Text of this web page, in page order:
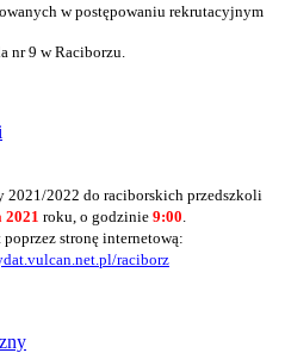
w postępowaniu rekrutacyjnym
nr 9 w Raciborzu.
2022 do raciborskich przedszkoli
2021 roku, o godzinie 9:00
stronę internetową:
raciborz